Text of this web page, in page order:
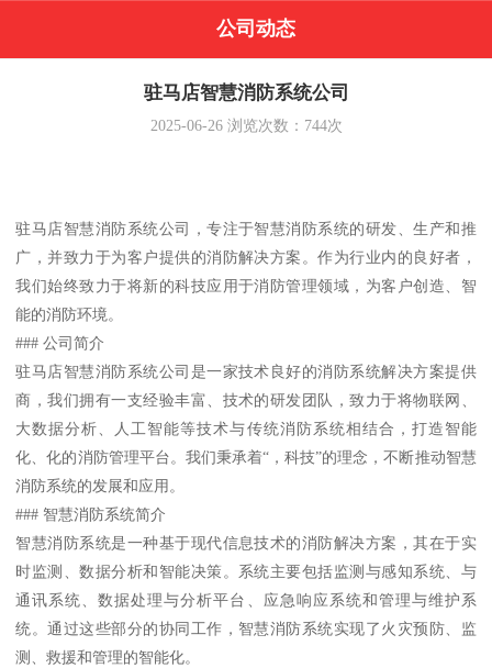
公司动态
驻马店智慧消防系统公司
2025-06-26浏览次数： 744次
驻马店智慧消防系统公司，专注于智慧消防系统的研发、生产和推
广，并致力于为客户提供的消防解决方案。作为行业内的良好者，
我们始终致力于将新的科技应用于消防管理领域，为客户创造、智
能的消防环境。
### 公司简介
驻马店智慧消防系统公司是一家技术良好的消防系统解决方案提供
商，我们拥有一支经验丰富、技术的研发团队，致力于将物联网、
大数据分析、人工智能等技术与传统消防系统相结合，打造智能
化、化的消防管理平台。我们秉承着“，科技”的理念，不断推动智慧
消防系统的发展和应用。
### 智慧消防系统简介
智慧消防系统是一种基于现代信息技术的消防解决方案，其在于实
时监测、数据分析和智能决策。系统主要包括监测与感知系统、与
通讯系统、数据处理与分析平台、应急响应系统和管理与维护系
统。通过这些部分的协同工作，智慧消防系统实现了火灾预防、监
测、救援和管理的智能化。